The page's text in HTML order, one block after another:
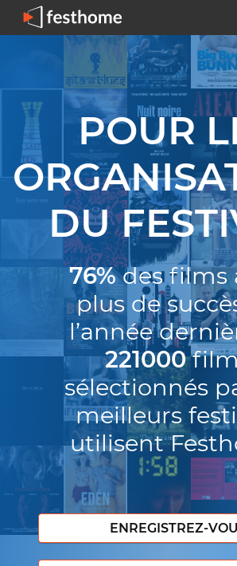
POUR
DU
76%des films
plus de
l’année
221000
sélectionnés
meilleurs
utilisent
ENREGISTREZ-